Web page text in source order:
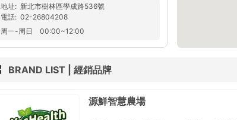
地址
新北市樹林區學成路536號
電話 02-26804208
周一-周日 00:00~12:00
BRAND LIST 經銷品牌
源鮮智慧農場